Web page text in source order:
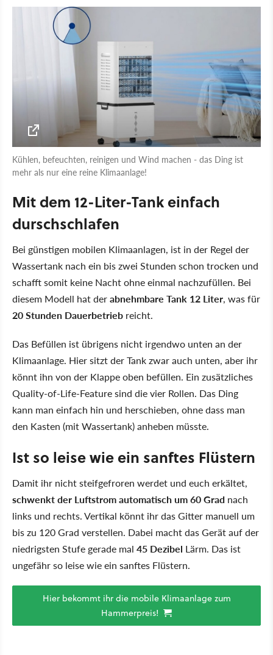
Kühlen, befeuchten, reinigen und Wind machen - das Ding ist
mehr als nur eine reine Klimaanlage!
Mit dem 12-Liter-Tank einfach
durschschlafen
Bei günstigen mobilen Klimaanlagen, ist in der Regel der
Wassertank nach ein bis zwei Stunden schon trocken und
schafft somit keine Nacht ohne einmal nachzufüllen. Bei
diesem Modell hat derabnehmbare Tank 12 Liter, was für
20 Stunden Dauerbetrieb reicht.
Das Befüllen ist übrigens nicht irgendwo unten an der
Klimaanlage. Hier sitzt der Tank zwar auch unten, aber ihr
könnt ihn von der Klappe oben befüllen. Ein zusätzliches
Quality-of-Life-Feature sind die vier Rollen. Das Ding
kann man einfach hin und herschieben, ohne dass man
den Kasten (mit Wassertank) anheben müsste.
Ist so leise wie ein sanftes Flüstern
Damit ihr nicht steifgefroren werdet und euch erkältet,
schwenkt der Luftstrom automatisch um 60 Grad nach
links und rechts. Vertikal könnt ihr das Gitter manuell um
bis zu 120 Grad verstellen. Dabei macht das Gerät auf der
niedrigsten Stufe gerade mal 45 Dezibel Lärm. Das ist
ungefähr so leise wie ein sanftes Flüstern.
Hier bekommt ihr die mobile Klimaanlage zum
Hammerpreis!